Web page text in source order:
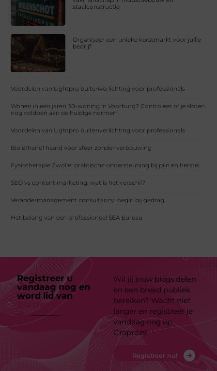
staalconstructie
Organiseer een unieke kerstmarkt voor jullie
bedrijf
Voordelen van Lightpro buitenverlichting voor professionals
Wonen in een jaren 30-woning in Voorburg? Controleer of je sloten
nog voldoen aan de huidige normen
Voordelen van Lightpro buitenverlichting voor professionals
Bio ethanol haard voor sfeer zonder verbouwing
Fysiotherapie Zwolle: praktische ondersteuning bij pijn en herstel
SEO vs content marketing: wat is het verschil?
Verandermanagement consultancy: begin bij gedrag
Het belang van een professioneel SEA bureau
Registreer u
vandaag nog en
word lid van
platform
Wil jij jouw blogs delen
en een breed publiek
bereiken? Wacht niet
langer en registreer je
vandaag nog op
Gropro.nl
Registreer nu!